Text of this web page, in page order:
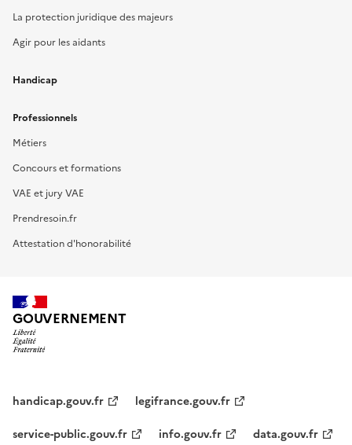
La protection juridique des majeurs
Agir pour les aidants
Handicap
Professionnels
Métiers
Concours et formations
VAE et jury VAE
Prendresoin.fr
Attestation d'honorabilité
GOUVERNEMENT
handicap.gouv.fr
legifrance.gouv.fr
service-public.gouv.fr
info.gouv.fr data.gouv.fr